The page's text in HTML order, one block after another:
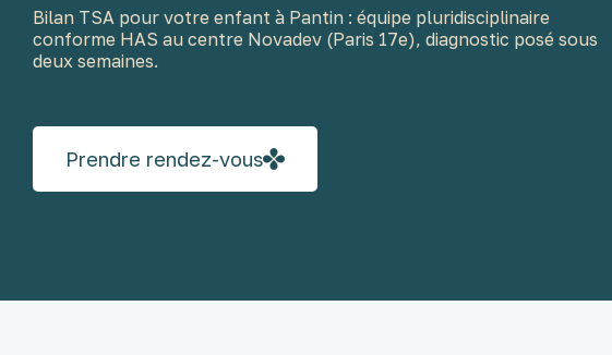
Bilan TSA pour votre enfant à Pantin : équipe pluridisciplinaire
conforme HAS au centre Novadev (Paris 17e), diagnostic posé sous
deux semaines.
Prendre rendez-vous